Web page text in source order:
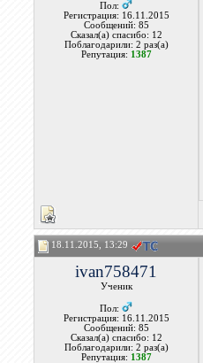
Пол:
Регистрация: 16.11.2015
Сообщений: 85
Сказал(а) спасибо: 12
Поблагодарили: 2 раз(а)
Репутация: 1387
18.11.2015, 13:29
ivan758471
Ученик
Пол:
Регистрация: 16.11.2015
Сообщений: 85
Сказал(а) спасибо: 12
Поблагодарили: 2 раз(а)
Репутация: 1387